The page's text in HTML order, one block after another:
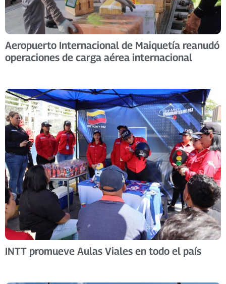
Aeropuerto Internacional de Maiquetía reanudó
operaciones de carga aérea internacional
INTT promueve Aulas Viales en todo el país